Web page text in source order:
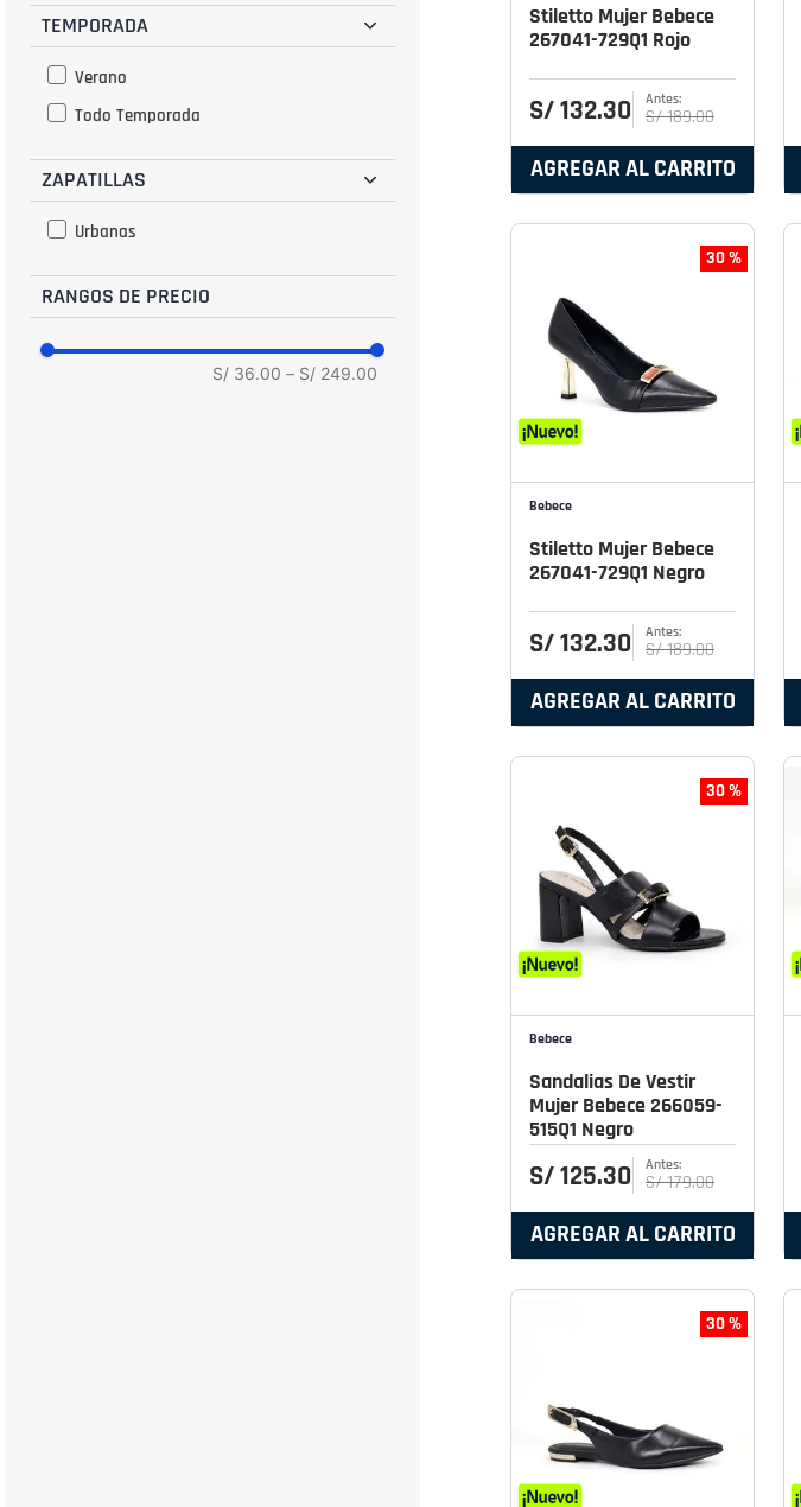
39
BR 36
BR 39
TEMPORADA
Verano
Todo Temporada
ZAPATILLAS
Urbanas
RANGOS DE PRECIO
S/ 36.00 – S/ 249.00
Stiletto Mujer Bebece
267041-729Q1 Rojo
S/132.30 S/189.00
AGREGAR AL CARRITO
30 %
Bebece
Stiletto Mujer Bebece
267041-729Q1 Negro
S/132.30 S/189.00
AGREGAR AL CARRITO
30 %
Bebece
Sandalias De Vestir
Mujer Bebece 266059-
515Q1 Negro
S/125.30 S/179.00
AGREGAR AL CARRITO
30 %